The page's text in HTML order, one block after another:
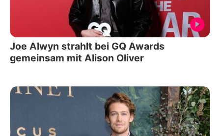
Joe Alwyn strahlt bei GQ Awards
gemeinsam mit Alison Oliver